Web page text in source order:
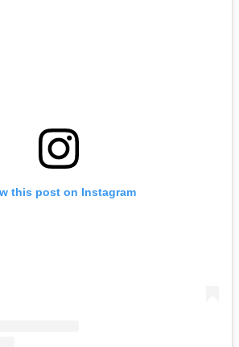
this post on Instagram